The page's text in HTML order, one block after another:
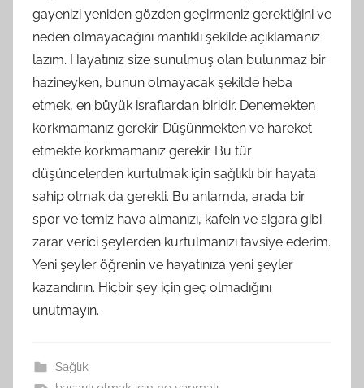
gayenizi yeniden gözden geçirmeniz gerektiğini ve
neden olmayacağını mantıklı şekilde açıklamanız
lazım. Hayatınız size sunulmuş olan bulunmaz bir
hazineyken, bunun olmayacak şekilde heba
etmek, en büyük israflardan biridir. Denemekten
korkmamanız gerekir. Düşünmekten ve hareket
etmekte korkmamanız gerekir. Bu tür
düşüncelerden kurtulmak için sağlıklı bir hayata
sahip olmak da gerekli. Bu anlamda, arada bir
spor ve temiz hava almanızı, kafein ve sigara gibi
zarar verici şeylerden kurtulmanızı tavsiye ederim.
Yeni şeyler öğrenin ve hayatınıza yeni şeyler
kazandırın. Hiçbir şey için geç olmadığını
unutmayın.
Sağlık